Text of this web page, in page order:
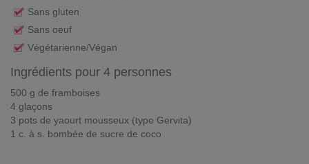
Sans gluten
Sans oeuf
Végétarienne/Végan
Ingrédients pour 4 personnes
500 g de framboises
4 glaçons
3 pots de yaourt mousseux (type Gervita)
1 c. à s. bombée de sucre de coco